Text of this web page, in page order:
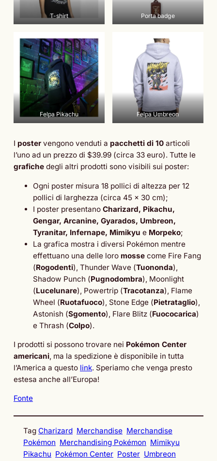
T-shirt Porta badge
Felpa Pikachu Felpa Umbreon
I poster vengono venduti a pacchetti di 10 articoli
l’uno ad un prezzo di $39.99 (circa 33 euro). Tutte le
grafiche degli altri prodotti sono visibili sui poster:
Ogni poster misura 18 pollici di altezza per 12
pollici di larghezza (circa 45 x 30 cm);
I poster presentano Charizard, Pikachu,
Gengar, Arcanine, Gyarados, Umbreon,
Tyranitar, Infernape, Mimikyu e Morpeko;
La grafica mostra i diversi Pokémon mentre
effettuano una delle loro mosse come Fire Fang
(Rogodenti), Thunder Wave (Tuononda),
Shadow Punch (Pugnodombra), Moonlight
(Lucelunare), Powertrip (Tracotanza), Flame
Wheel (Ruotafuoco), Stone Edge (Pietrataglio),
Astonish (Sgomento), Flare Blitz (Fuococarica)
e Thrash (Colpo).
I prodotti si possono trovare nei Pokémon Center
americani, ma la spedizione è disponibile in tutta
l’America a questo link. Speriamo che venga presto
estesa anche all’Europa!
Fonte
Tag Charizard Merchandise Merchandise
Pokémon Merchandising Pokémon Mimikyu
Pikachu Pokémon Center Poster Umbreon